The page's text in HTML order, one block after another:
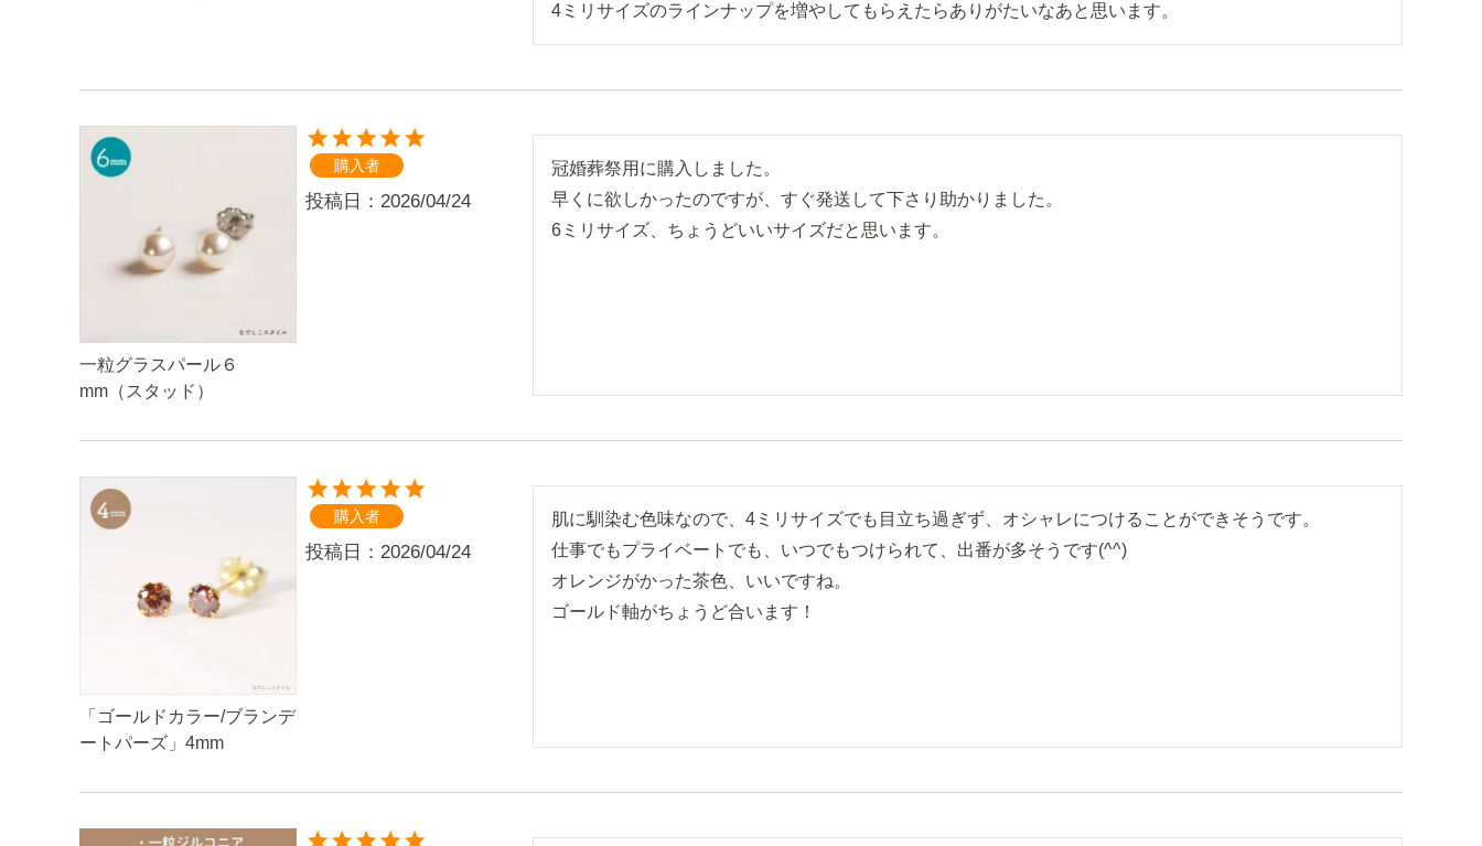
4ミリサイズのラインナップを増やしてもらえたらありがたいなあと思います。
一粒グラスパール６
mm（スタッド）
購入者
投稿日 2026/04/24
冠婚葬祭用に購入しました。
早くに欲しかったのですが、すぐ発送して下さり助かりました。
6ミリサイズ、ちょうどいいサイズだと思います。
「ゴールドカラー/ブランデ
ートパーズ」4mm
購入者
投稿日 2026/04/24
肌に馴染む色味なので、4ミリサイズでも目立ち過ぎず、オシャレにつけることができそうです。
仕事でもプライベートでも、いつでもつけられて、出番が多そうです(^^)
オレンジがかった茶色、いいですね。
ゴールド軸がちょうど合います！